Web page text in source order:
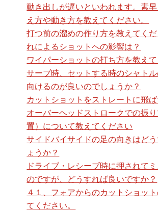
動き出しが遅いといわれます。素
え方や動き方を教えてください。
打つ前の溜めの作り方を教えてく
れによるショットへの影響は？
ワイパーショットの打ち方を教えて
サーブ時、セットする時のシャト
向けるのが良いのでしょうか？
カットショットをストレートに飛ば
オーバーヘッドストロークでの振
置）について教えてください
サイドバイサイドの足の向きはど
ょうか？
ドライブ・レシーブ時に押されて
のですが、どうすれば良いですか？
４１、フォアからのカットショッ
てください。